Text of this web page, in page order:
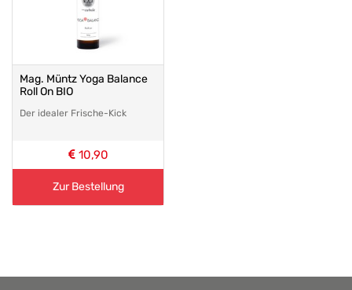
Mag. Müntz Yoga Balance
Roll On BIO
Der idealer Frische-Kick
10,90
Zur Bestellung